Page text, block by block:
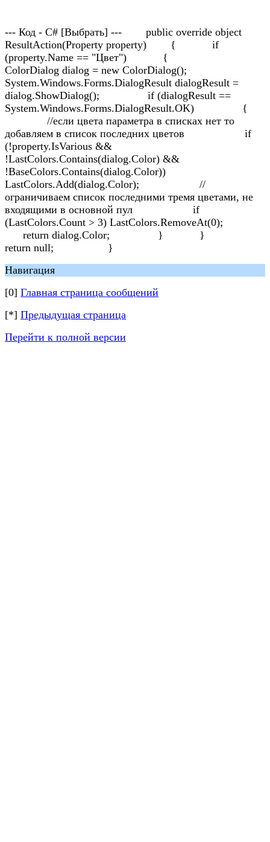
--- Код - C# [Выбрать] --- public override object
ResultAction(Property property) { if
(property.Name == "Цвет") {
ColorDialog dialog = new ColorDialog();
System.Windows.Forms.DialogResult dialogResult =
dialog.ShowDialog(); if (dialogResult ==
System.Windows.Forms.DialogResult.OK) {
//если цвета параметра в списках нет то
добавляем в список последних цветов if
(!property.IsVarious &&
!LastColors.Contains(dialog.Color) &&
!BaseColors.Contains(dialog.Color))
LastColors.Add(dialog.Color); //
ограничиваем список последними тремя цветами, не
входящими в основной пул if
(LastColors.Count > 3) LastColors.RemoveAt(0);
return dialog.Color; } }
return null; }
Навигация
[0] Главная страница сообщений
[*] Предыдущая страница
Перейти к полной версии